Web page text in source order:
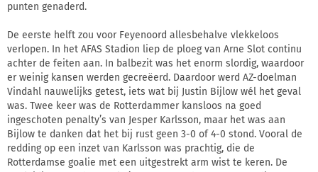
punten genaderd.
De eerste helft zou voor Feyenoord allesbehalve vlekkeloos
verlopen. In het AFAS Stadion liep de ploeg van Arne Slot continu
achter de feiten aan. In balbezit was het enorm slordig, waardoor
er weinig kansen werden gecreëerd. Daardoor werd AZ-doelman
Vindahl nauwelijks getest, iets wat bij Justin Bijlow wél het geval
was. Twee keer was de Rotterdammer kansloos na goed
ingeschoten penalty’s van Jesper Karlsson, maar het was aan
Bijlow te danken dat het bij rust geen 3-0 of 4-0 stond. Vooral de
redding op een inzet van Karlsson was prachtig, die de
Rotterdamse goalie met een uitgestrekt arm wist te keren. De